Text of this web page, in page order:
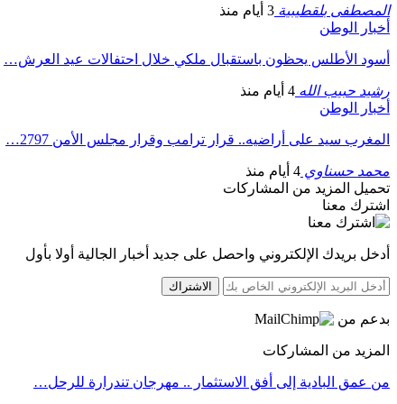
المصطفى بلقطيبية 3 أيام منذ
أخبار الوطن
أسود الأطلس يحظون باستقبال ملكي خلال احتفالات عيد العرش…
رشيد حبيب الله 4 أيام منذ
أخبار الوطن
المغرب سيد على أراضيه.. قرار ترامب وقرار مجلس الأمن 2797…
محمد حسناوي 4 أيام منذ
تحميل المزيد من المشاركات
اشترك معنا
أدخل بريدك الإلكتروني واحصل على جديد أخبار الجالية أولا بأول
الاشتراك
بدعم من
المزيد من المشاركات
من عمق البادية إلى أفق الاستثمار .. مهرجان تندرارة للرحل…